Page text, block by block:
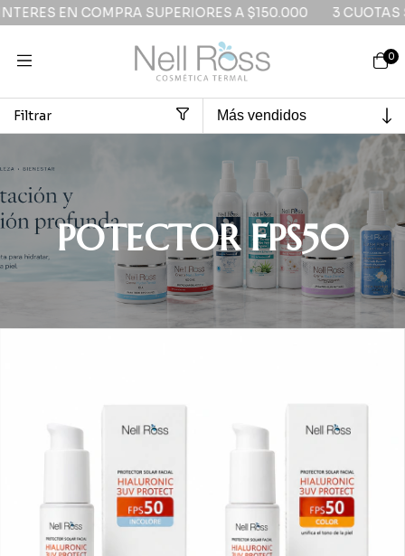
EN COMPRA SUPERIORES A $150.000 3 CUOTAS
0
Filtrar
POTECTOR FPS50
POTECTOR FPS50